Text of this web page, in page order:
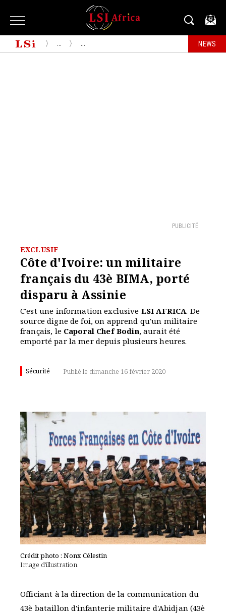
NEWS
PUBLICITÉ
EXCLUSIF
Côte d'Ivoire: un militaire
français du 43è BIMA, porté
disparu à Assinie
C'est une information exclusive LSI AFRICA. De
source digne de foi, on apprend qu'un militaire
français, le Caporal Chef Bodin, aurait été
emporté par la mer depuis plusieurs heures.
Sécurité Publié le dimanche 16 février 2020
Crédit photo : Nonx Célestin
Image d'illustration.
Officiant à la direction de la communication du
43è bataillon d'infanterie militaire d'Abidjan (43è